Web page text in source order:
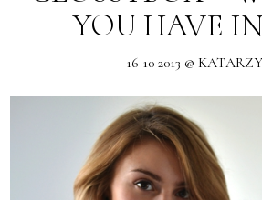
YOU HAVE
16 10 2013 @